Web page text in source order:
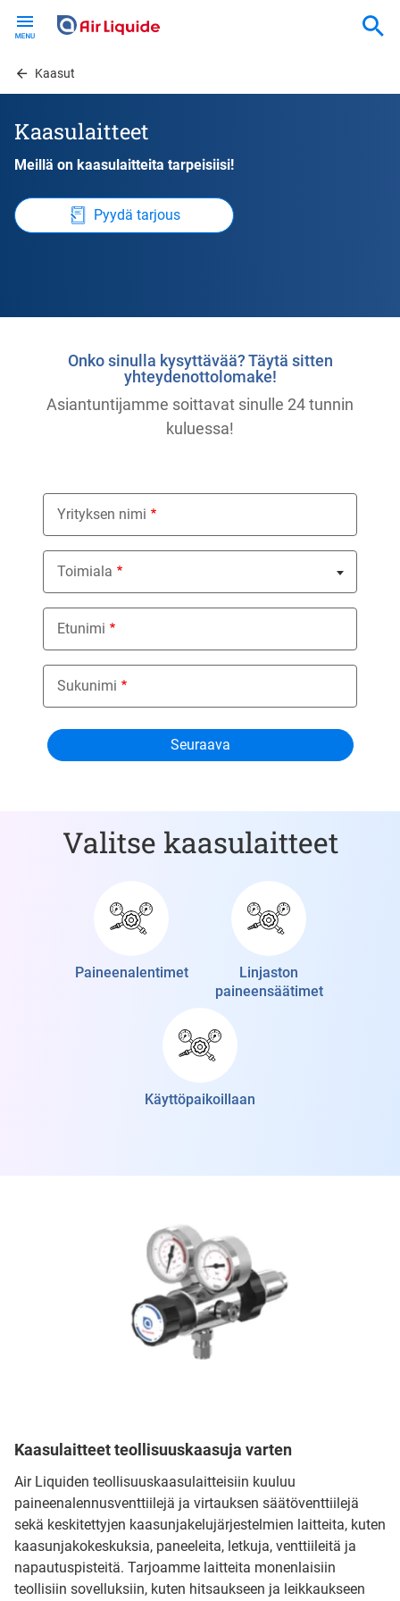
contentKaasut
Kaasulaitteet
Meillä on kaasulaitteita tarpeisiisi!
Pyydä tarjous
Valitse kaasulaitteet
Paineenalentimet
Linjaston
paineensäätimet
Käyttöpaikoillaan
Kaasulaitteet teollisuuskaasuja varten
Air Liquiden teollisuuskaasulaitteisiin kuuluu
paineenalennusventtiilejä ja virtauksen säätöventtiilejä
sekä keskitettyjen kaasunjakelujärjestelmien laitteita, kuten
kaasunjakokeskuksia, paneeleita, letkuja, venttiileitä ja
napautuspisteitä. Tarjoamme laitteita monenlaisiin
teollisiin sovelluksiin, kuten hitsaukseen ja leikkaukseen
Onko sinulla kysyttävää? Täytä sitten
yhteydenottolomake!
Asiantuntijamme soittavat sinulle 24 tunnin
kuluessa!
Yrityksen nimi
Toimiala
Nothing selected
Etunimi
Sukunimi